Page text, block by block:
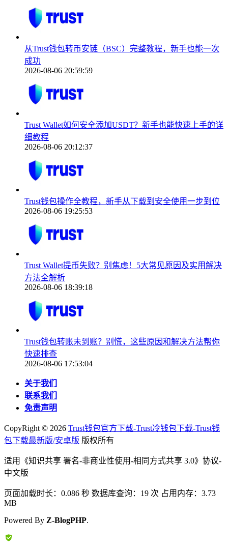
从Trust钱包转币安链（BSC）完整教程，新手也能一次
成功
2026-08-06 20:59:59
Trust Wallet如何安全添加USDT？新手也能快速上手的详
细教程
2026-08-06 20:12:37
Trust钱包操作全教程，新手从下载到安全使用一步到位
2026-08-06 19:25:53
Trust Wallet提币失败？别焦虑！5大常见原因及实用解决
方法全解析
2026-08-06 18:39:18
Trust钱包转账未到账？别慌，这些原因和解决方法帮你
快速排查
2026-08-06 17:53:04
关于我们
联系我们
免责声明
CopyRight © 2026 Trust钱包官方下载-Trust冷钱包下载-Trust钱
包下载最新版/安卓版 版权所有
适用《知识共享 署名-非商业性使用-相同方式共享 3.0》协议-
中文版
页面加载时长：0.086 秒 数据库查询：19 次 占用内存：3.73
MB
Powered By Z-BlogPHP.